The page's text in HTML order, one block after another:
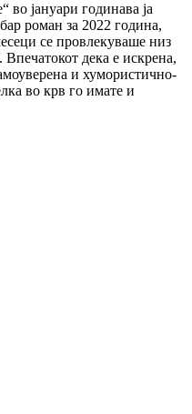
јануари годинава ја
роман за 2022 година,
се провлекуваше низ
дека е искрена,
и хумористично-
во крв го имате и